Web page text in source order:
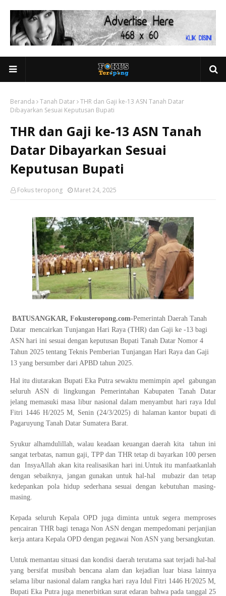
Beranda Tanah Datar THR dan Gaji ke-13 ASN Tanah Datar
Dibayarkan Sesuai Keputusan Bupati
THR dan Gaji ke-13 ASN Tanah
Datar Dibayarkan Sesuai
Keputusan Bupati
Fokus teropong Maret 24, 2025
BATUSANGKAR, Fokusteropong.com-Pemerintah Daerah Tanah
Datar mencairkan Tunjangan Hari Raya (THR) dan Gaji ke -13 bagi
ASN hari ini sesuai dengan keputusan Bupati Tanah Datar Nomor 4
Tahun 2025 tentang Teknis Pemberian Tunjangan Hari Raya dan Gaji
13 yang bersumber dari APBD tahun 2025.
Hal itu diutarakan Bupati Eka Putra sewaktu memimpin apel gabungan
seluruh ASN di lingkungan Pemerintahan Kabupaten Tanah Datar
jelang memasuki masa libur nasional dalam menyambut hari raya Idul
Fitri 1446 H/2025 M, Senin (24/3/2025) di halaman kantor bupati di
Pagaruyung Tanah Datar Sumatera Barat.
Syukur alhamdulillah, walau keadaan keuangan daerah kita tahun ini
sangat terbatas, namun gaji, TPP dan THR tetap di bayarkan 100 persen
dan InsyaAllah akan kita realisasikan hari ini.Untuk itu manfaatkanlah
dengan sebaiknya, jangan gunakan untuk hal-hal mubazir dan tetap
kedepankan pola hidup sederhana sesuai dengan kebutuhan masing-
masing.
Kepada seluruh Kepala OPD juga diminta untuk segera memproses
pencairan THR bagi tenaga Non ASN dengan mempedomani perjanjian
kerja antara Kepala OPD dengan pegawai Non ASN yang bersangkutan.
Untuk memantau situasi dan kondisi daerah terutama saat terjadi hal-hal
yang bersifat musibah bencana alam dan kejadian luar biasa lainnya
selama libur nasional dalam rangka hari raya Idul Fitri 1446 H/2025 M,
Bupati Eka Putra juga menerbitkan surat edaran bahwa pada tanggal 25